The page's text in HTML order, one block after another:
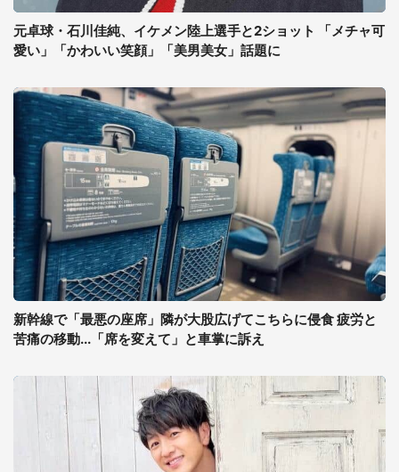
元卓球・石川佳純、イケメン陸上選手と2ショット 「メチャ可
愛い」「かわいい笑顔」「美男美女」話題に
新幹線で「最悪の座席」隣が大股広げてこちらに侵食 疲労と
苦痛の移動...「席を変えて」と車掌に訴え